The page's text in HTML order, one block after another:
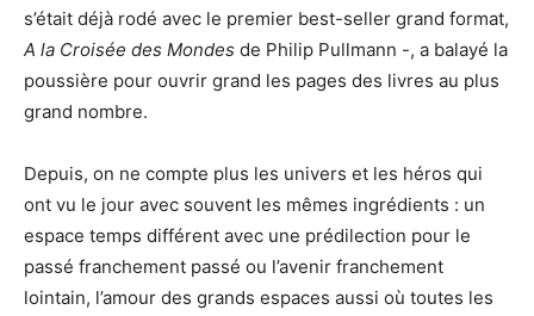
s’était déjà rodé avec le premier best-seller grand format,
A la Croisée des Mondes de Philip Pullmann -, a balayé la
poussière pour ouvrir grand les pages des livres au plus
grand nombre.
Depuis, on ne compte plus les univers et les héros qui
ont vu le jour avec souvent les mêmes ingrédients : un
espace temps différent avec une prédilection pour le
passé franchement passé ou l’avenir franchement
lointain, l’amour des grands espaces aussi où toutes les